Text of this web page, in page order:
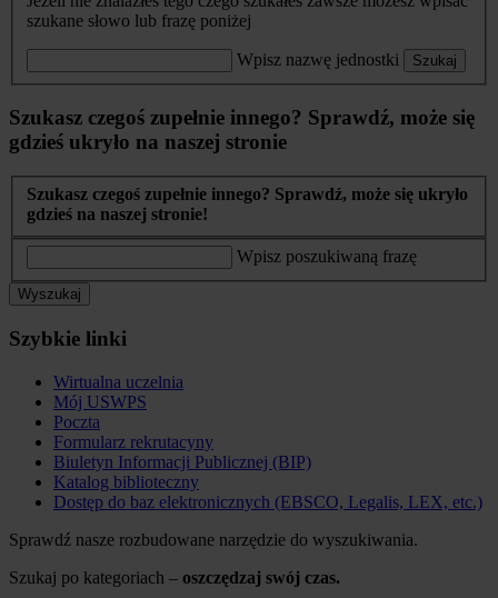
szukane słowo lub frazę poniżej
Wpisz nazwę jednostki Szukaj
Szukasz czegoś zupełnie innego? Sprawdź, może się
gdzieś ukryło na naszej stronie
Szukasz czegoś zupełnie innego? Sprawdź, może się ukryło
gdzieś na naszej stronie!
Wpisz poszukiwaną frazę
Wyszukaj
Szybkie linki
Wirtualna uczelnia
Mój USWPS
Poczta
Formularz rekrutacyny
Biuletyn Informacji Publicznej (BIP)
Katalog biblioteczny
Dostęp do baz elektronicznych (EBSCO, Legalis, LEX, etc.)
Sprawdź nasze rozbudowane narzędzie do wyszukiwania.
Szukaj po kategoriach – oszczędzaj swój czas.